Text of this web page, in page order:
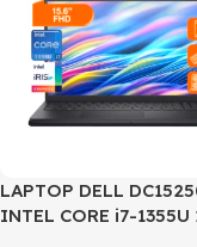
LAPTOP DELL
INTEL CORE i7-1355U